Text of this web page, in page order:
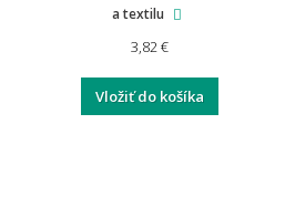
a textilu
3,82 €
Vložiť do košíka